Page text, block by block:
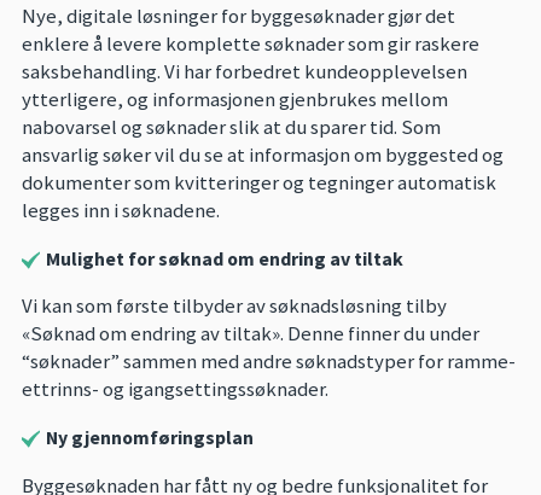
Nye, digitale løsninger for byggesøknader gjør det
enklere å levere komplette søknader som gir raskere
saksbehandling. Vi har forbedret kundeopplevelsen
ytterligere, og informasjonen gjenbrukes mellom
nabovarsel og søknader slik at du sparer tid. Som
ansvarlig søker vil du se at informasjon om byggested og
dokumenter som kvitteringer og tegninger automatisk
legges inn i søknadene.
Mulighet for søknad om endring av tiltak
Vi kan som første tilbyder av søknadsløsning tilby
«Søknad om endring av tiltak». Denne finner du under
“søknader” sammen med andre søknadstyper for ramme-
ettrinns- og igangsettingssøknader.
Ny gjennomføringsplan
Byggesøknaden har fått ny og bedre funksjonalitet for